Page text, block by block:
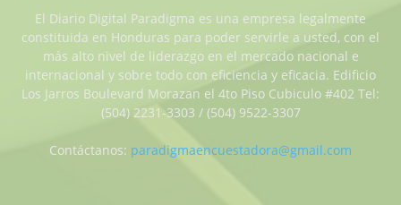
El Diario Digital Paradigma es una empresa legalmente
constituida en Honduras para poder servirle a usted, con el
más alto nivel de liderazgo en el mercado nacional e
internacional y sobre todo con eficiencia y eficacia. Edificio
Los Jarros Boulevard Morazan el 4to Piso Cubiculo #402 Tel:
(504) 2231-3303 / (504) 9522-3307
Contáctanos: paradigmaencuestadora@gmail.com